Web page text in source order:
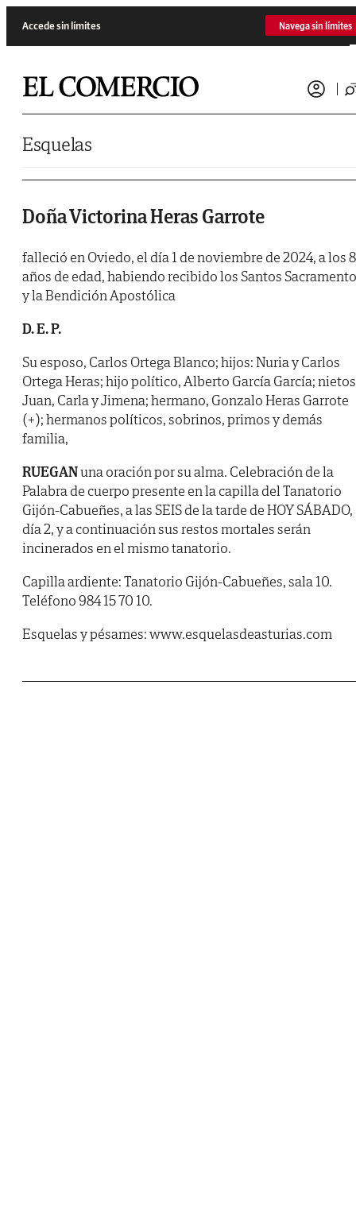
Accede sin límites Navega sin límites
Esquelas
Doña Victorina Heras Garrote
falleció en Oviedo, el día 1 de noviembre de 2024, a los
años de edad, habiendo recibido los Santos
y la Bendición Apostólica
D. E. P.
Su esposo, Carlos Ortega Blanco; hijos: Nuria y Carlos
Ortega Heras; hijo político, Alberto García García;
Juan, Carla y Jimena; hermano, Gonzalo Heras Garrote
(+); hermanos políticos, sobrinos, primos y demás
familia,
RUEGANuna oración por su alma. Celebración de la
Palabra de cuerpo presente en la capilla del Tanatorio
Gijón-Cabueñes, a las SEIS de la tarde de HOY SÁBADO,
día 2, y a continuación sus restos mortales serán
incinerados en el mismo tanatorio.
Capilla ardiente: Tanatorio Gijón-Cabueñes, sala 10.
Teléfono 984 15 70 10.
Esquelas y pésames: www.esquelasdeasturias.com